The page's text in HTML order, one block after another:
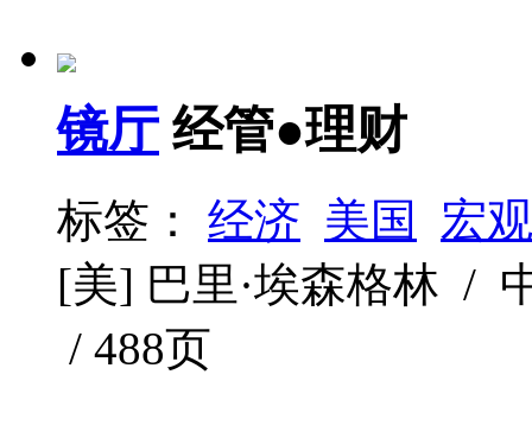
镜厅 经管●理财
标签： 经济 美国
宏
[美] 巴里·埃森格林 /
/ 488页